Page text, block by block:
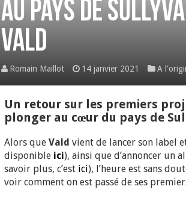
Au pays de
Vald
Romain Maillot 14 janvier 2021 A
Un retour sur les premiers
plonger au cœur du pays de
Alors que Vald vient de lancer son label
disponible ici), ainsi que d’annoncer un
savoir plus, c’est ici), l’heure est sans
voir comment on est passé de ses